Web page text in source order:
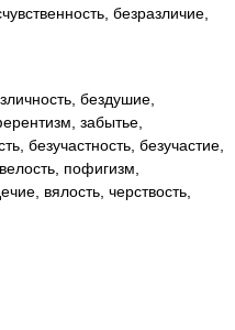
безразличие,
бездушие,
забытье,
безучастность, безучастие,
пофигизм,
вялость, черствость,